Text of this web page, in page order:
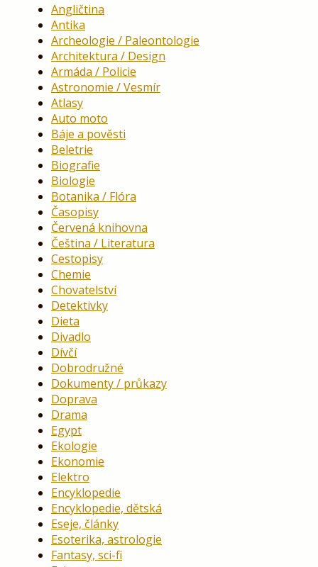
Angličtina
Antika
Archeologie / Paleontologie
Architektura / Design
Armáda / Policie
Astronomie / Vesmír
Atlasy
Auto moto
Báje a pověsti
Beletrie
Biografie
Biologie
Botanika / Flóra
Časopisy
Červená knihovna
Čeština / Literatura
Cestopisy
Chemie
Chovatelství
Detektivky
Dieta
Divadlo
Dívčí
Dobrodružné
Dokumenty / průkazy
Doprava
Drama
Egypt
Ekologie
Ekonomie
Elektro
Encyklopedie
Encyklopedie, dětská
Eseje, články
Esoterika, astrologie
Fantasy, sci-fi